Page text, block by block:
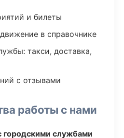
и билеты
в справочнике
такси, доставка,
с отзывами
работы с нами
городскими службами